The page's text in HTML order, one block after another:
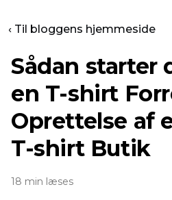
‹ Til bloggens hjemmeside
Sådan starter
en T-shirt
Oprettelse af
T-shirtButik
18 min læses